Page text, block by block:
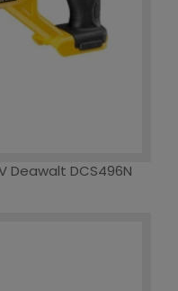
Deawalt DCS496N